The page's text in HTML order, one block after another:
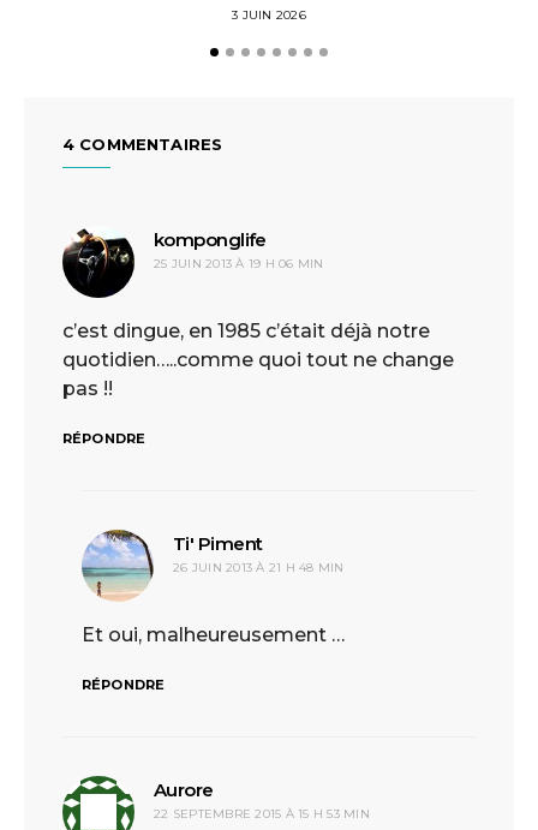
3 JUIN 2026
4 COMMENTAIRES
komponglife
25 JUIN 2013 À 19 H 06 MIN
c’est dingue, en 1985 c’était déjà notre
quotidien…..comme quoi tout ne change
pas !!
RÉPONDRE
Ti' Pimentdit :
26 JUIN 2013 À 21 H 48 MIN
Et oui, malheureusement …
RÉPONDRE
Aurore
22 SEPTEMBRE 2015 À 15 H 53 MIN